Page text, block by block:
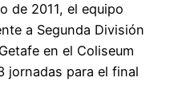
de 2011, el equipo
a Segunda División
en el Coliseum
jornadas para el final